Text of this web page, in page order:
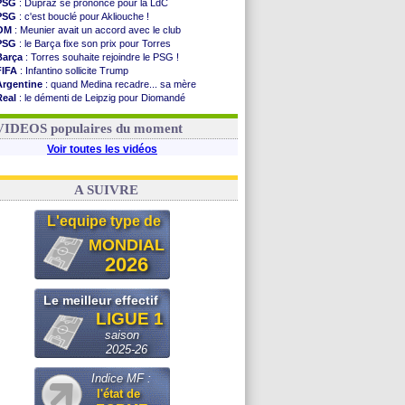
: Dupraz se prononce pour la LdC
: c'est bouclé pour Akliouche !
: Meunier avait un accord avec le club
: le Barça fixe son prix pour Torres
: Torres souhaite rejoindre le PSG !
: Infantino sollicite Trump
: quand Medina recadre... sa mère
: le démenti de Leipzig pour Diomandé
: le conseiller d'Infantino démissionne !
populaires du moment
Voir toutes les vidéos
A SUIVRE
L'equipe type de
MONDIAL
2026
Le meilleur effectif
LIGUE 1
saison
2025-26
Indice MF :
l'état de